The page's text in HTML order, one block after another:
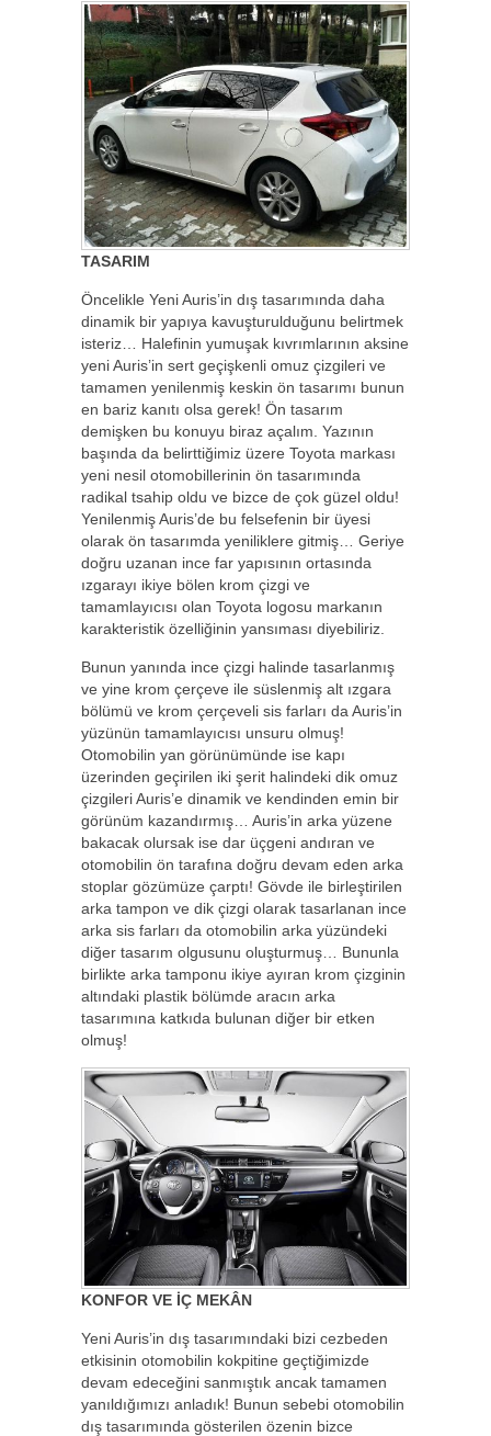
TASARIM
Öncelikle Yeni Auris’in dış tasarımında daha
dinamik bir yapıya kavuşturulduğunu belirtmek
isteriz… Halefinin yumuşak kıvrımlarının aksine
yeni Auris’in sert geçişkenli omuz çizgileri ve
tamamen yenilenmiş keskin ön tasarımı bunun
en bariz kanıtı olsa gerek! Ön tasarım
demişken bu konuyu biraz açalım. Yazının
başında da belirttiğimiz üzere Toyota markası
yeni nesil otomobillerinin ön tasarımında
radikal tsahip oldu ve bizce de çok güzel oldu!
Yenilenmiş Auris’de bu felsefenin bir üyesi
olarak ön tasarımda yeniliklere gitmiş… Geriye
doğru uzanan ince far yapısının ortasında
ızgarayı ikiye bölen krom çizgi ve
tamamlayıcısı olan Toyota logosu markanın
karakteristik özelliğinin yansıması diyebiliriz.
Bunun yanında ince çizgi halinde tasarlanmış
ve yine krom çerçeve ile süslenmiş alt ızgara
bölümü ve krom çerçeveli sis farları da Auris’in
yüzünün tamamlayıcısı unsuru olmuş!
Otomobilin yan görünümünde ise kapı
üzerinden geçirilen iki şerit halindeki dik omuz
çizgileri Auris’e dinamik ve kendinden emin bir
görünüm kazandırmış… Auris’in arka yüzene
bakacak olursak ise dar üçgeni andıran ve
otomobilin ön tarafına doğru devam eden arka
stoplar gözümüze çarptı! Gövde ile birleştirilen
arka tampon ve dik çizgi olarak tasarlanan ince
arka sis farları da otomobilin arka yüzündeki
diğer tasarım olgusunu oluşturmuş… Bununla
birlikte arka tamponu ikiye ayıran krom çizginin
altındaki plastik bölümde aracın arka
tasarımına katkıda bulunan diğer bir etken
olmuş!
KONFOR VE İÇ MEKÂN
Yeni Auris’in dış tasarımındaki bizi cezbeden
etkisinin otomobilin kokpitine geçtiğimizde
devam edeceğini sanmıştık ancak tamamen
yanıldığımızı anladık! Bunun sebebi otomobilin
dış tasarımında gösterilen özenin bizce